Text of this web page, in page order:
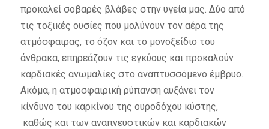
προκαλεί σοβαρές βλάβες στην υγεία μας. Δύο από
τις τοξικές ουσίες που μολύνουν τον αέρα της
ατμόσφαιρας, το όζον και το μονοξείδιο του
άνθρακα, επηρεάζουν τις εγκύους και προκαλούν
καρδιακές ανωμαλίες στο αναπτυσσόμενο έμβρυο.
Ακόμα, η ατμοσφαιρική ρύπανση αυξάνει τον
κίνδυνο του καρκίνου της ουροδόχου κύστης,
καθώς και των αναπνευστικών και καρδιακών